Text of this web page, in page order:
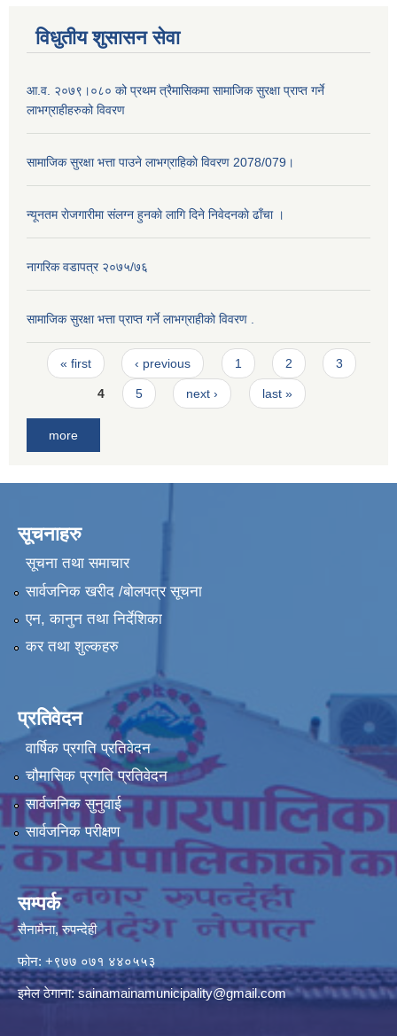
विधुतीय शुसासन सेवा
आ.व. २०७९।०८० को प्रथम त्रैमासिकमा सामाजिक सुरक्षा प्राप्त गर्ने
लाभग्राहीहरुको विवरण
सामाजिक सुरक्षा भत्ता पाउने लाभग्राहिकाे विवरण 2078/079।
न्यूनतम राेजगारीमा संलग्न हुनकाे लागि दिने निवेदनकाे ढाँचा ।
नागरिक वडापत्र २०७५/७६
सामाजिक सुरक्षा भत्ता प्राप्त गर्ने लाभग्राहीको विवरण .
Pages
« first ‹ previous 1 2 3
4 5 next › last »
more
सूचनाहरु
सूचना तथा समाचार
सार्वजनिक खरीद /बोलपत्र सूचना
एन, कानुन तथा निर्देशिका
कर तथा शुल्कहरु
प्रतिवेदन
वार्षिक प्रगति प्रतिवेदन
चौमासिक प्रगति प्रतिवेदन
सार्वजनिक सुनुवाई
सार्वजनिक परीक्षण
सम्पर्क
सैनामैना, रुपन्देही
फोन: +९७७ ०७१ ४४०५५३
इमेल ठेगाना:sainamainamunicipality@gmail.com